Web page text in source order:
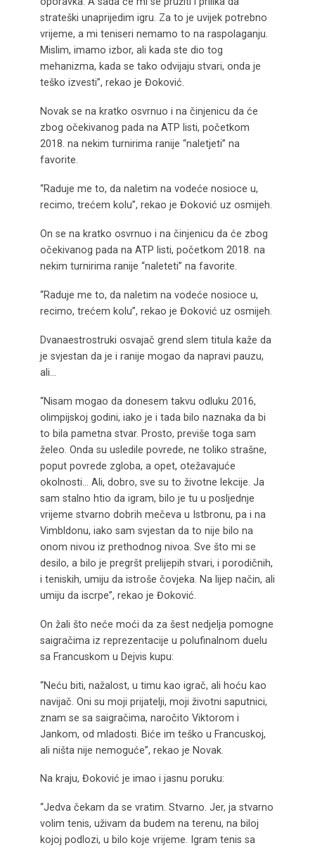
strateški unaprijedim igru. Za to je uvijek potrebno
vrijeme, a mi teniseri nemamo to na raspolaganju.
Mislim, imamo izbor, ali kada ste dio tog
mehanizma, kada se tako odvijaju stvari, onda je
teško izvesti”, rekao je Đoković.
Novak se na kratko osvrnuo i na činjenicu da će
zbog očekivanog pada na ATP listi, početkom
2018. na nekim turnirima ranije “naletjeti” na
favorite.
“Raduje me to, da naletim na vodeće nosioce u,
recimo, trećem kolu”, rekao je Đoković uz osmijeh.
On se na kratko osvrnuo i na činjenicu da će zbog
očekivanog pada na ATP listi, početkom 2018. na
nekim turnirima ranije “naleteti” na favorite.
“Raduje me to, da naletim na vodeće nosioce u,
recimo, trećem kolu”, rekao je Đoković uz osmijeh.
Dvanaestrostruki osvajač grend slem titula kaže da
je svjestan da je i ranije mogao da napravi pauzu,
ali…
“Nisam mogao da donesem takvu odluku 2016,
olimpijskoj godini, iako je i tada bilo naznaka da bi
to bila pametna stvar. Prosto, previše toga sam
želeo. Onda su usledile povrede, ne toliko strašne,
poput povrede zgloba, a opet, otežavajuće
okolnosti… Ali, dobro, sve su to životne lekcije. Ja
sam stalno htio da igram, bilo je tu u posljednje
vrijeme stvarno dobrih mečeva u Istbronu, pa i na
Vimbldonu, iako sam svjestan da to nije bilo na
onom nivou iz prethodnog nivoa. Sve što mi se
desilo, a bilo je pregršt prelijepih stvari, i porodičnih,
i teniskih, umiju da istroše čovjeka. Na lijep način, ali
umiju da iscrpe”, rekao je Đoković.
On žali što neće moći da za šest nedjelja pomogne
saigračima iz reprezentacije u polufinalnom duelu
sa Francuskom u Dejvis kupu:
“Neću biti, nažalost, u timu kao igrač, ali hoću kao
navijač. Oni su moji prijatelji, moji životni saputnici,
znam se sa saigračima, naročito Viktorom i
Jankom, od mladosti. Biće im teško u Francuskoj,
ali ništa nije nemoguće”, rekao je Novak.
Na kraju, Đoković je imao i jasnu poruku:
“Jedva čekam da se vratim. Stvarno. Jer, ja stvarno
volim tenis, uživam da budem na terenu, na biloj
kojoj podlozi, u bilo koje vrijeme. Igram tenis sa